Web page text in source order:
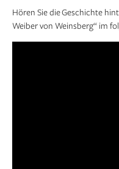
Hören Sie die Geschichte
Weiber von Weinsberg“ im